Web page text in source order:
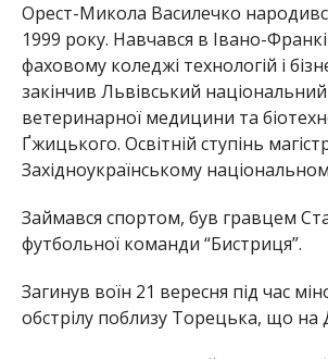
Орест-Микола Василечко
1999 року. Навчався в Івано-
фаховому коледжі технологій і
закінчив Львівський
ветеринарної медицини та
Ґжицького. Освітній ступінь
Західноукраїнському
Займався спортом, був гравцем
футбольної команди “Бистриця”.
Загинув воїн 21 вересня під час
обстрілу поблизу Торецька, що на